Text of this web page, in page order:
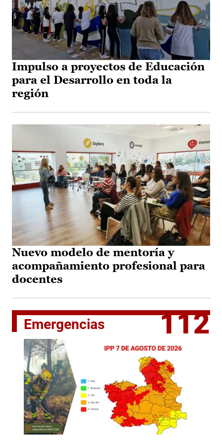
Impulso a proyectos de Educación
para el Desarrollo en toda la
región
Nuevo modelo de mentoría y
acompañamiento profesional para
docentes
Emergencias 112